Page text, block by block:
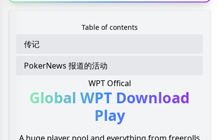
Table of contents
传记
PokerNews 报道的活动
WPT Offical
Global WPT Download
Play
A huge player pool and everything from freerolls